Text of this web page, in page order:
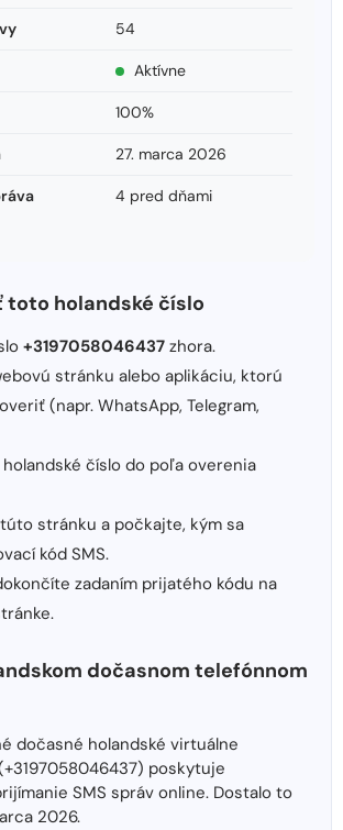
54
Aktívne
100%
27. marca 2026
4 pred dňami
toto holandské číslo
+3197058046437 zhora.
stránku alebo aplikáciu, ktorú
(napr. WhatsApp, Telegram,
číslo do poľa overenia
stránku a počkajte, kým sa
kód SMS.
zadaním prijatého kódu na
dočasnom telefónnom
dočasné holandské virtuálne
poskytuje
SMS správ online. Dostalo to
2026.